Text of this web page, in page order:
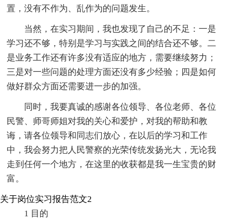
置，没有不作为、乱作为的问题发生。
当然，在实习期间，我也发现了自己的不足：一是
学习还不够，特别是学习与实践之间的结合还不够。二
是业务工作还有许多没有适应的地方，需要继续努力；
三是对一些问题的处理方面还没有多少经验；四是如何
做好群众方面还需要进一步的加强。
同时，我要真诚的感谢各位领导、各位老师、各位
民警、师哥师姐对我的关心和爱护，对我的帮助和教
诲，请各位领导和同志们放心，在以后的学习和工作
中，我会努力把人民警察的光荣传统发扬光大，无论我
走到任何一个地方，在这里的收获都是我一生宝贵的财
富。
关于岗位实习报告范文2
1 目的